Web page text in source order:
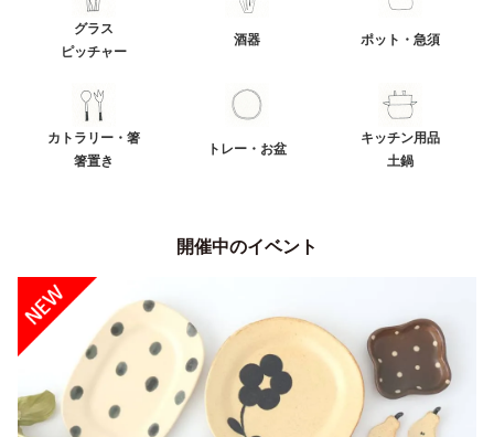
グラス
ピッチャー
酒器 ポット・急須
カトラリー・箸
箸置き
トレー・お盆
キッチン用品
土鍋
開催中のイベント